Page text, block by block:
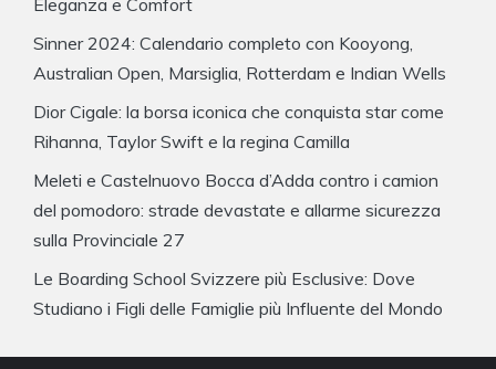
Sinner 2024: Calendario completo con Kooyong,
Australian Open, Marsiglia, Rotterdam e Indian Wells
Dior Cigale: la borsa iconica che conquista star come
Rihanna, Taylor Swift e la regina Camilla
Meleti e Castelnuovo Bocca d’Adda contro i camion
del pomodoro: strade devastate e allarme sicurezza
sulla Provinciale 27
Le Boarding School Svizzere più Esclusive: Dove
Studiano i Figli delle Famiglie più Influente del Mondo